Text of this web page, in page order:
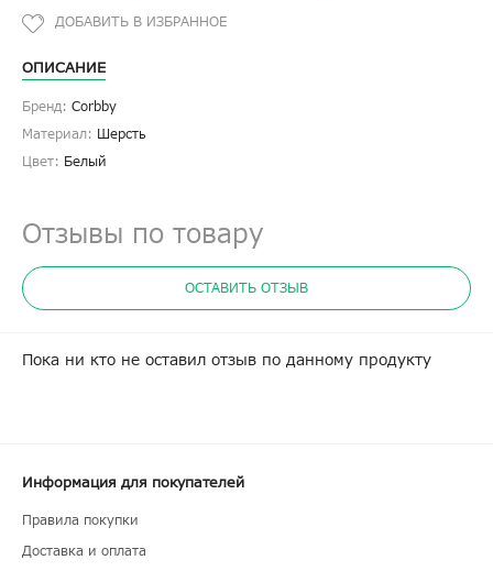
ОПИСАНИЕ
Бренд: Corbby
Материал: Шерсть
Цвет: Белый
Отзывы по товару
ОСТАВИТЬ ОТЗЫВ
Пока ни кто не оставил отзыв по данному продукту
Информация для покупателей
Правила покупки
Доставка и оплата